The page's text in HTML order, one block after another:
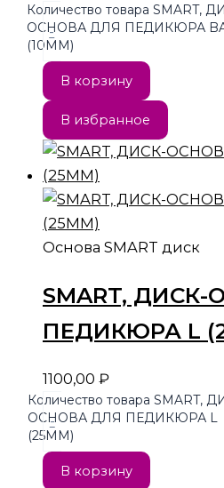
-
Количество товара SMART,
ОСНОВА ДЛЯ ПЕДИКЮРА
(10ММ)
В корзину
В избранное
Основа SMART диск
SMART,
ПЕДИКЮРА L
1100,00 ₽
-
Количество товара SMART,
ОСНОВА ДЛЯ ПЕДИКЮРА L
(25ММ)
В корзину